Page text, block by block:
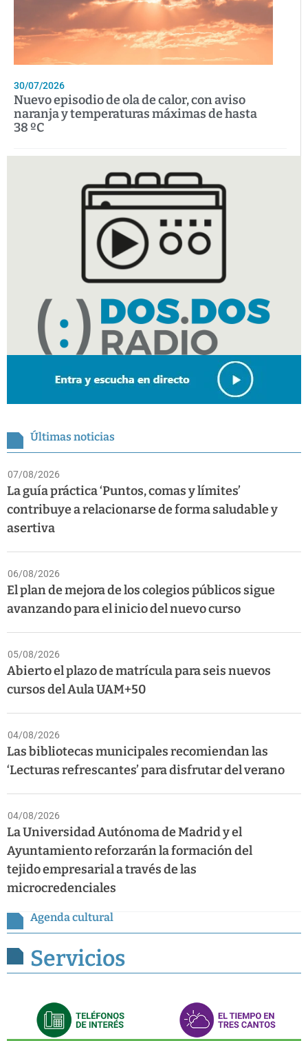
30/07/2026
Nuevo episodio de ola de calor, con aviso
naranja y temperaturas máximas de hasta
38 ºC
Últimas noticias
07/08/2026
La guía práctica ‘Puntos, comas y límites’
contribuye a relacionarse de forma saludable y
asertiva
06/08/2026
El plan de mejora de los colegios públicos sigue
avanzando para el inicio del nuevo curso
05/08/2026
Abierto el plazo de matrícula para seis nuevos
cursos del Aula UAM+50
04/08/2026
Las bibliotecas municipales recomiendan las
‘Lecturas refrescantes’ para disfrutar del verano
04/08/2026
La Universidad Autónoma de Madrid y el
Ayuntamiento reforzarán la formación del
tejido empresarial a través de las
microcredenciales
Agenda cultural
Servicios